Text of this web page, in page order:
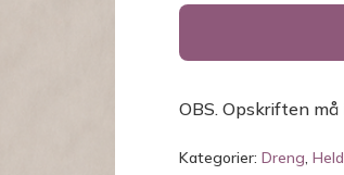
OBS. Opskriften
Kategorier: Dreng,